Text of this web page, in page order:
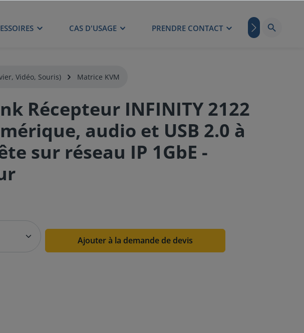
CAS D'USAGE PRENDRE CONTACT BLOG
Vidéo, Souris) Matrice KVM
Récepteur INFINITY 2122
audio et USB 2.0 à
sur réseau IP 1GbE -
Ajouter à la demande de devis